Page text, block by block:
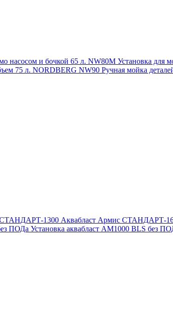
насосом и бочкой 65 л. NW80M Установка для
75 л. NORDBERG NW90 Ручная мойка
СТАНДАРТ-1300 Аквабласт Армис СТАНДАРТ-
ПОДа Установка аквабласт AM1000 BLS без